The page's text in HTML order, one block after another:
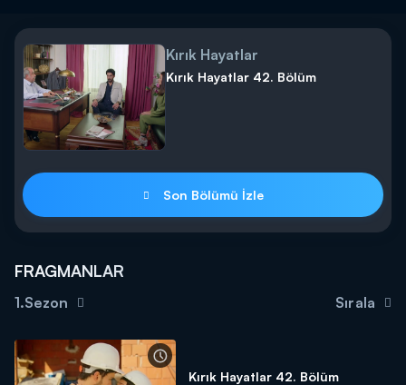
Kırık Hayatlar
Kırık Hayatlar 42. Bölüm
Son Bölümü İzle
FRAGMANLAR
1.Sezon Sırala
Kırık Hayatlar 42. Bölüm